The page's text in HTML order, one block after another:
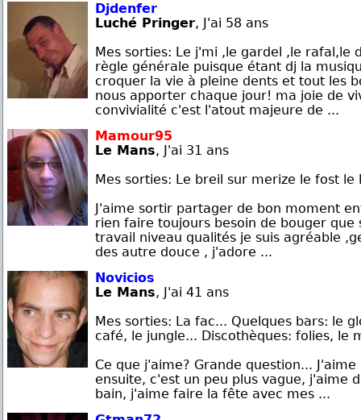
Djdenfer
Luché Pringer, J'ai 58 ans
Mes sorties: Le j'mi ,le gardel ,le rafal,le
règle générale puisque étant dj la
croquer la vie à pleine dents et tout les
nous apporter chaque jour! ma joie de
convivialité c'est l'atout majeure de ...
Mamour95
Le Mans, J'ai 31 ans
Mes sorties: Le breil sur merize le fost le
J'aime sortir partager de bon moment
rien faire toujours besoin de bouger que
travail niveau qualités je suis agréable
des autre douce , j'adore ...
Novicios
Le Mans, J'ai 41 ans
Mes sorties: La fac... Quelques bars: le
café, le jungle... Discothèques: folies, le
Ce que j'aime? Grande question...
ensuite, c'est un peu plus vague, j'aime
bain, j'aime faire la fête avec mes ...